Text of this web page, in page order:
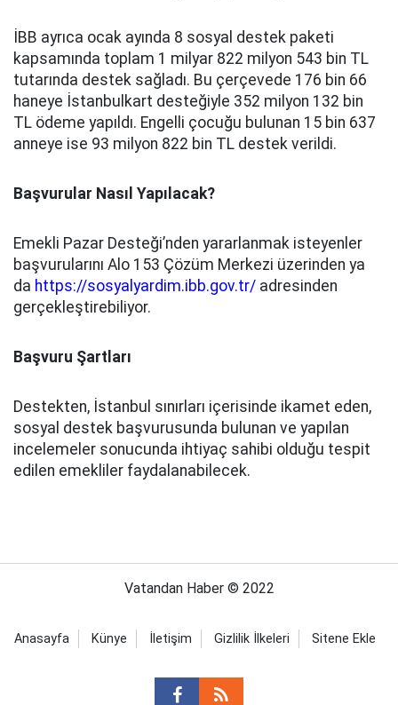
İBB ayrıca ocak ayında 8 sosyal destek paketi
kapsamında toplam 1 milyar 822 milyon 543 bin TL
tutarında destek sağladı. Bu çerçevede 176 bin 66
haneye İstanbulkart desteğiyle 352 milyon 132 bin
TL ödeme yapıldı. Engelli çocuğu bulunan 15 bin 637
anneye ise 93 milyon 822 bin TL destek verildi.
Başvurular Nasıl Yapılacak?
Emekli Pazar Desteği’nden yararlanmak isteyenler
başvurularını Alo 153 Çözüm Merkezi üzerinden ya
da https://sosyalyardim.ibb.gov.tr/ adresinden
gerçekleştirebiliyor.
Başvuru Şartları
Destekten, İstanbul sınırları içerisinde ikamet eden,
sosyal destek başvurusunda bulunan ve yapılan
incelemeler sonucunda ihtiyaç sahibi olduğu tespit
edilen emekliler faydalanabilecek.
Vatandan Haber © 2022
Anasayfa Künye İletişim Gizlilik İlkeleri Sitene Ekle